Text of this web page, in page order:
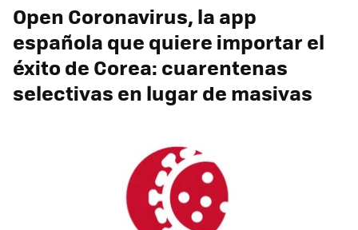
Open Coronavirus, la app
española que quiere importar el
éxito de Corea: cuarentenas
selectivas en lugar de masivas